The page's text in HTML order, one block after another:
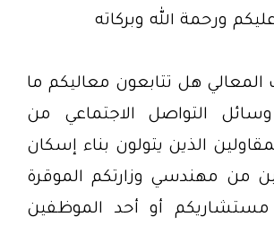
ورحمة الله وبركاته
المعالي هل تتابعون معاليكم ما
وسائل التواصل الاجتماعي من
الذين يتولون بناء إسكان
من مهندسي وزارتكم الموقرة
أو أحد الموظفين